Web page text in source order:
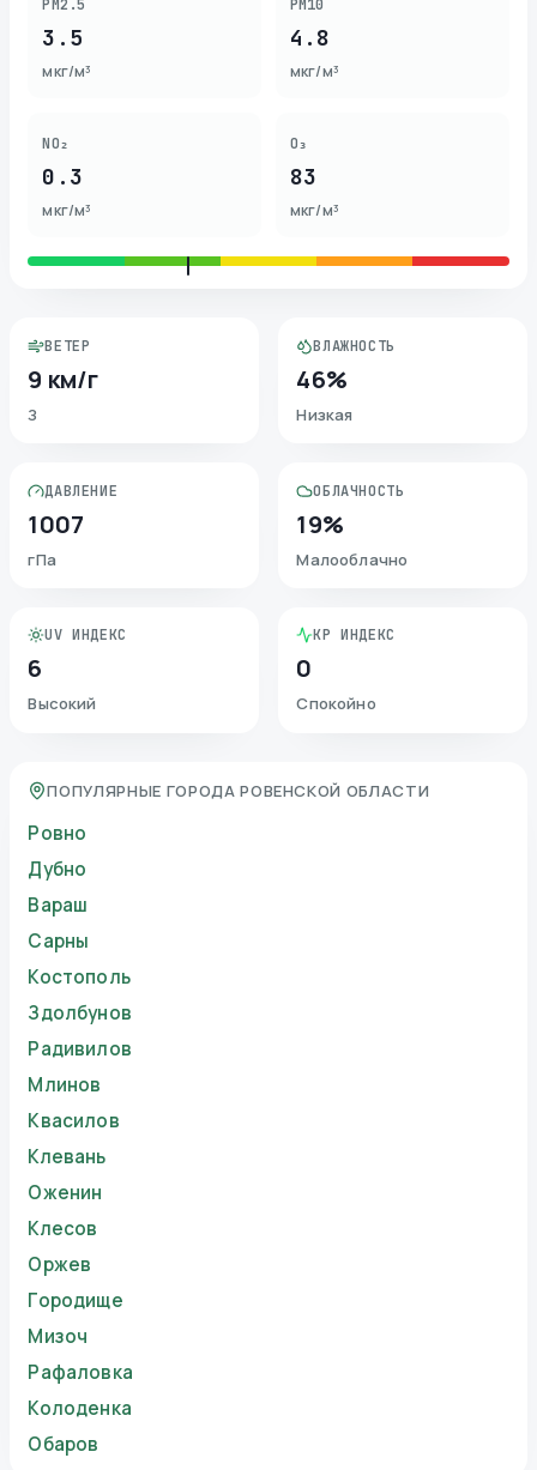
PM2.5
3.5
мкг/м³
PM10
4.8
мкг/м³
NO₂
0.3
мкг/м³
O₃
83
мкг/м³
ВЕТЕР
9 км/г
З
ВЛАЖНОСТЬ
46%
Низкая
ДАВЛЕНИЕ
1007
гПа
ОБЛАЧНОСТЬ
19%
Малооблачно
UV ИНДЕКС
6
Высокий
KP ИНДЕКС
0
Спокойно
ПОПУЛЯРНЫЕ ГОРОДА РОВЕНСКОЙ ОБЛАСТИ
Ровно
Дубно
Вараш
Сарны
Костополь
Здолбунов
Радивилов
Млинов
Квасилов
Клевань
Оженин
Клесов
Оржев
Городище
Мизоч
Рафаловка
Колоденка
Обаров